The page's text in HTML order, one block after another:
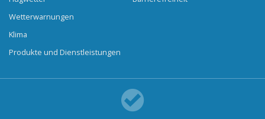
Wetterwarnungen
Klima
Produkte und Dienstleistungen